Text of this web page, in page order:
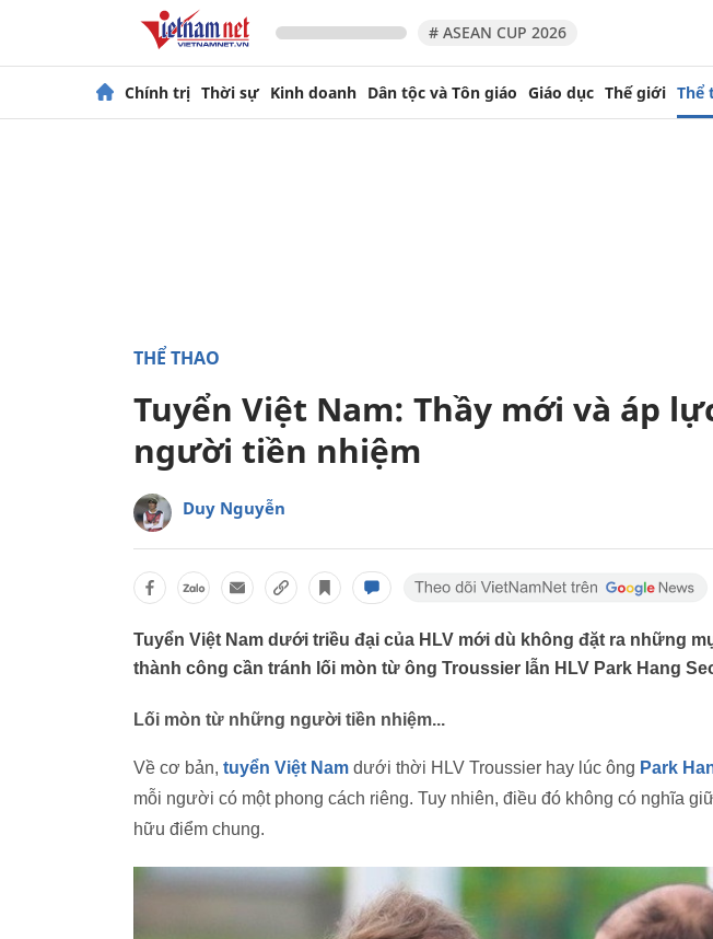
# ASEAN CUP 2026
Chính trị Thời sự Kinh doanh Dân tộc và Tôn giáo Giáo dục Thế giới Thể
THỂ THAO
Tuyển Việt Nam: Thầy mới và áp
người tiền nhiệm
Duy Nguyễn
Tuyển Việt Nam dưới triều đại của HLV mới dù không đặt ra những
thành công cần tránh lối mòn từ ông Troussier lẫn HLV Park Hang
Lối mòn từ những người tiền nhiệm...
Về cơ bản, tuyển Việt Nam dưới thời HLV Troussier hay lúc ông Park
mỗi người có một phong cách riêng. Tuy nhiên, điều đó không có nghĩa
hữu điểm chung.